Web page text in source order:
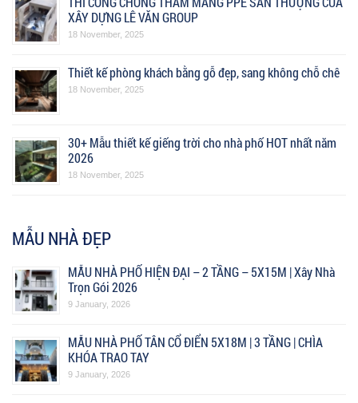
XÂY DỰNG LÊ VĂN GROUP
18 November, 2025
Thiết kế phòng khách bằng gỗ đẹp, sang không chỗ chê
18 November, 2025
30+ Mẫu thiết kế giếng trời cho nhà phố HOT nhất năm
2026
18 November, 2025
MẪU NHÀ ĐẸP
MẪU NHÀ PHỐ HIỆN ĐẠI – 2 TẦNG – 5X15M | Xây Nhà
Trọn Gói 2026
9 January, 2026
MẪU NHÀ PHỐ TÂN CỔ ĐIỂN 5X18M | 3 TẦNG | CHÌA
KHÓA TRAO TAY
9 January, 2026